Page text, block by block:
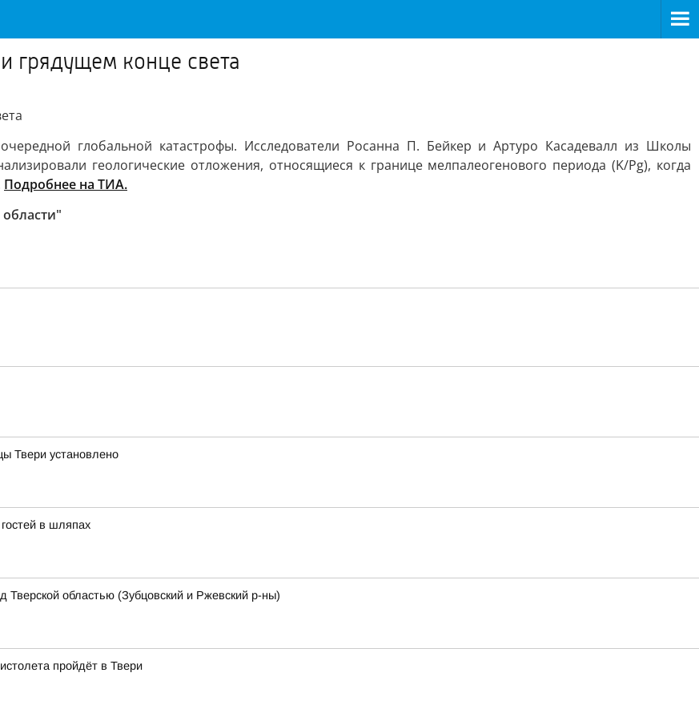
грядущем конце света
глобальной катастрофы. Исследователи Росанна П. Бейкер и Артуро Касадевалл из Школы
геологические отложения, относящиеся к границе мелпалеогенового периода (K/Pg), когда
Подробнее на ТИА.
Твери установлено
в шляпах
областью (Зубцовский и Ржевский р-ны)
пройдёт в Твери